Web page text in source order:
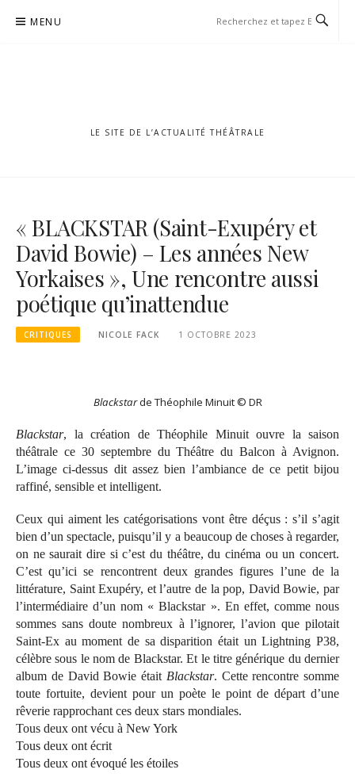
MENU
LE SITE DE L’ACTUALITÉ THÉÂTRALE
« BLACKSTAR (Saint-Exupéry et
David Bowie) – Les années New
Yorkaises », Une rencontre aussi
poétique qu’inattendue
CRITIQUES NICOLE FACK 1 OCTOBRE 2023
Blackstarde Théophile Minuit © DR
Blackstar, la création de Théophile Minuit ouvre la saison
théâtrale ce 30 septembre du Théâtre du Balcon à Avignon.
L’image ci-dessus dit assez bien l’ambiance de ce petit bijou
raffiné, sensible et intelligent.
Ceux qui aiment les catégorisations vont être déçus : s’il s’agit
bien d’un spectacle, puisqu’il y a beaucoup de choses à regarder,
on ne saurait dire si c’est du théâtre, du cinéma ou un concert.
C’est qu’ici se rencontrent deux grandes figures l’une de la
littérature, Saint Exupéry, et l’autre de la pop, David Bowie, par
l’intermédiaire d’un nom « Blackstar ». En effet, comme nous
sommes sans doute nombreux à l’ignorer, l’avion que pilotait
Saint-Ex au moment de sa disparition était un Lightning P38,
célèbre sous le nom de Blackstar. Et le titre générique du dernier
album de David Bowie était Blackstar. Cette rencontre somme
toute fortuite, devient pour un poète le point de départ d’une
rêverie rapprochant ces deux stars mondiales.
Tous deux ont vécu à New York
Tous deux ont écrit
Tous deux ont évoqué les étoiles